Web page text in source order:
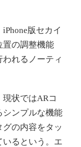
版セカイ
置の調整機能
れるノーティ
状ではARコ
シンプルな機能
の内容をタッ
るという。エ